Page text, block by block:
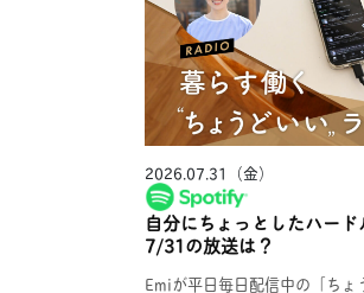
2026.07.31（金）
自分にちょっとしたハー
7/31の放送は？
Emiが平日毎日配信中の「ち